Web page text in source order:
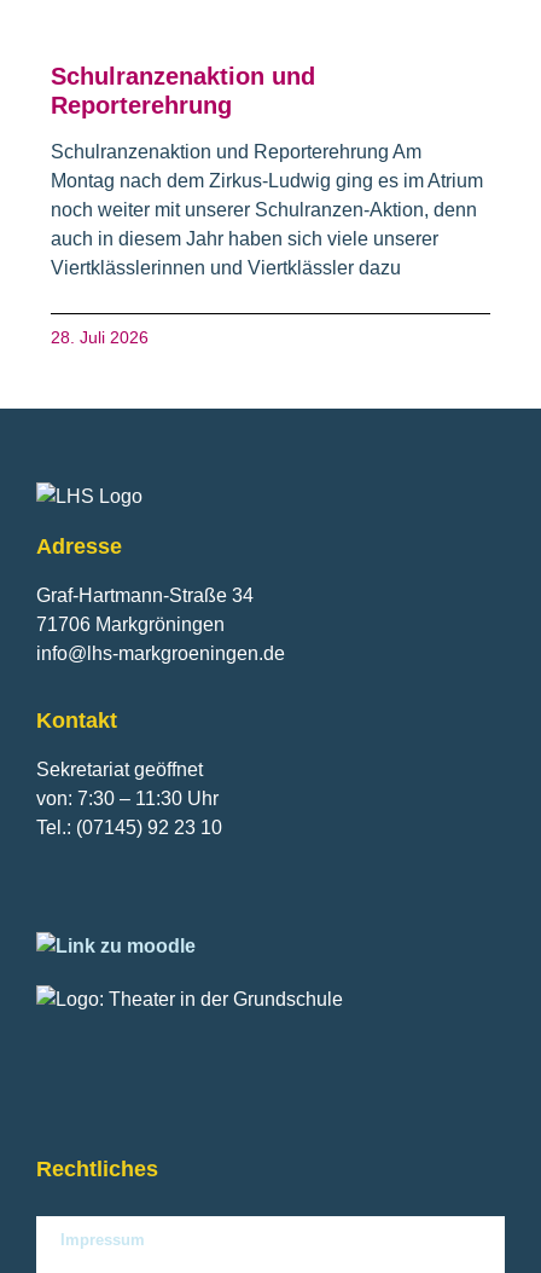
Schulranzenaktion und
Reporterehrung
Schulranzenaktion und Reporterehrung Am
Montag nach dem Zirkus-Ludwig ging es im Atrium
noch weiter mit unserer Schulranzen-Aktion, denn
auch in diesem Jahr haben sich viele unserer
Viertklässlerinnen und Viertklässler dazu
28. Juli 2026
Fusszeile
Adresse
Graf-Hartmann-Straße 34
71706 Markgröningen
info@lhs-markgroeningen.de
Kontakt
Sekretariat geöffnet
von: 7:30 – 11:30 Uhr
Tel.: (07145) 92 23 10
Rechtliches
Impressum